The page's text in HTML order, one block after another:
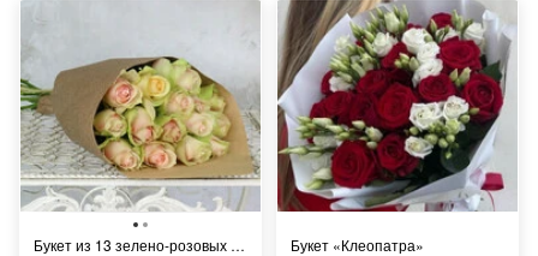
Букет из 13 зелено-розовых роз в крафте Кения 40 см. Букет «Клеопатра»